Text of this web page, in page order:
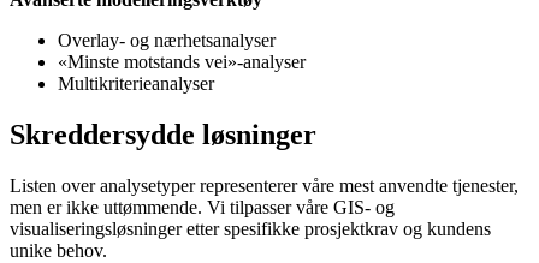
Overlay- og nærhetsanalyser
«Minste motstands vei»-analyser
Multikriterieanalyser
Skreddersydde løsninger
Listen over analysetyper representerer våre mest anvendte tjenester,
men er ikke uttømmende. Vi tilpasser våre GIS- og
visualiseringsløsninger etter spesifikke prosjektkrav og kundens
unike behov.